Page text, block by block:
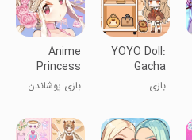
YOYO Doll:
Gacha
Dress Up
Game
بازی
عروسک YOYO
انیمه
Anime
Princess
Dress Up
Game!
بازی پوشاندن
انیمه!